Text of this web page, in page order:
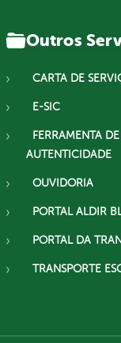
Outros
CARTA DE
E-SIC
FERRAMENTA DE
AUTENTICIDADE
OUVIDORIA
PORTAL ALDIR
PORTAL DA
TRANSPORTE